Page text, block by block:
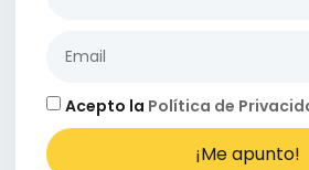
Acepto la Política de
¡Me apunto!